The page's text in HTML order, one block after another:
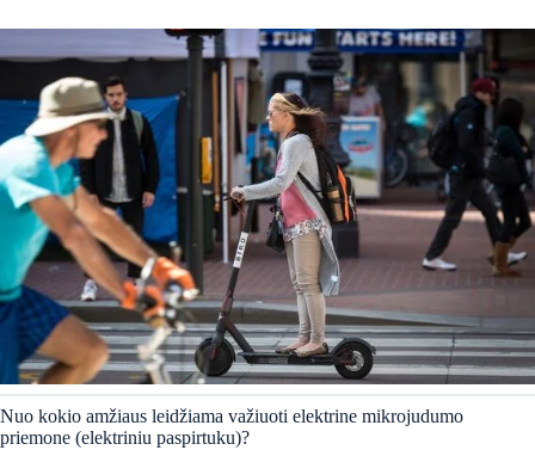
​Nuo kokio amžiaus leidžiama važiuoti elektrine mikrojudumo
priemone (elektriniu paspirtuku)?